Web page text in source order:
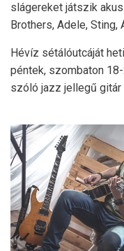
slágereket játszik
Brothers, Adele, Sting,
Hévíz sétálóutcáját
péntek, szombaton
szóló jazz jellegű gitár